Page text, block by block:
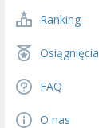
Ranking
Osiągnięcia
FAQ
O nas